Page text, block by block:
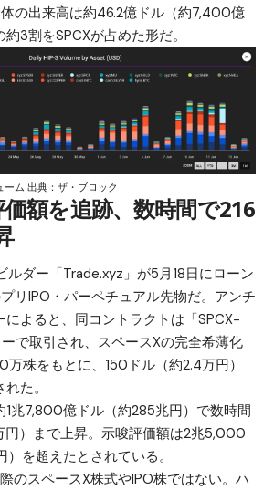
の出来高は約46.2億ドル（約7,400億
3割をSPCXが占めた形だ。
ム 出典：ザ・ブロック
額を追跡、数時間で216
ルダー「Trade.xyz」が5月18日にローン
リIPO・パーペチュアル先物だ。アンチ
によると、同コントラクトは「SPCX-
で取引され、スペースXの完全希薄化
万株をもとに、150ドル（約2.4万円）
た。
1兆7,800億ドル（約285兆円）で数時間
円）まで上昇。示唆評価額は2兆5,000
を超えたとされている。
のスペースX株式やIPO株ではない。ハ